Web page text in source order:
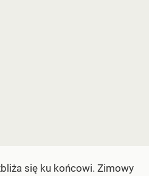
się ku końcowi. Zimowy